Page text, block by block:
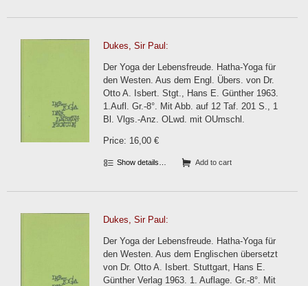
Dukes, Sir Paul:
Der Yoga der Lebensfreude. Hatha-Yoga für
den Westen. Aus dem Engl. Übers. von Dr.
Otto A. Isbert. Stgt., Hans E. Günther 1963.
1.Aufl. Gr.-8°. Mit Abb. auf 12 Taf. 201 S., 1
Bl. Vlgs.-Anz. OLwd. mit OUmschl.
Price: 16,00 €
Show details… Add to cart
Dukes, Sir Paul:
Der Yoga der Lebensfreude. Hatha-Yoga für
den Westen. Aus dem Englischen übersetzt
von Dr. Otto A. Isbert. Stuttgart, Hans E.
Günther Verlag 1963. 1. Auflage. Gr.-8°. Mit